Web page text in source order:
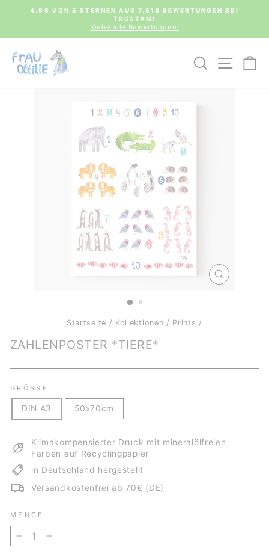
Pause
Diashow
4.99 VON 5 STERNEN AUS 7.518 BEWERTUNGEN BEI
TRUSTAMI
Siehe alle Bewertungen.
SUCHE
Startseite / Kollektionen / Prints /
ZAHLENPOSTER *TIERE*
GRÖSSE
DIN A3 50x70cm
Klimakompensierter Druck mit mineralölfreien
Farben auf Recyclingpapier
in Deutschland hergestellt
Versandkostenfrei ab 70€ (DE)
MENGE